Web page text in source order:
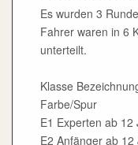
Es wurden 3
Fahrer waren in 6
unterteilt.
Klasse
Farbe/Spur
E1 Experten ab
E2 Anfänger ab